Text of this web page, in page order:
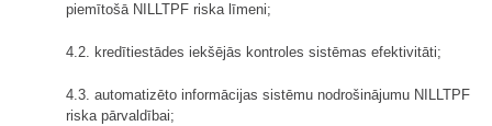
piemītošā NILLTPF riska līmeni;
4.2. kredītiestādes iekšējās kontroles sistēmas efektivitāti;
4.3. automatizēto informācijas sistēmu nodrošinājumu NILLTPF
riska pārvaldībai;